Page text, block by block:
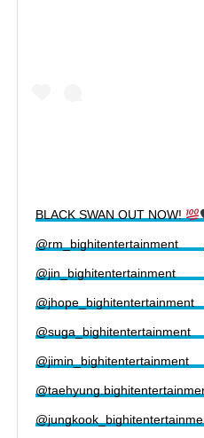
BLACK SWAN OUT NOW!
@rm_bighitentertainment⠀⠀⠀
@jin_bighitentertainment